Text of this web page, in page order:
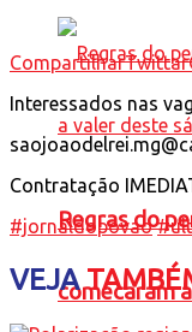
Regras do
comecaram
CompartilharTwittar
Interessados nas
Contratação
#jornaldopovao
VEJA